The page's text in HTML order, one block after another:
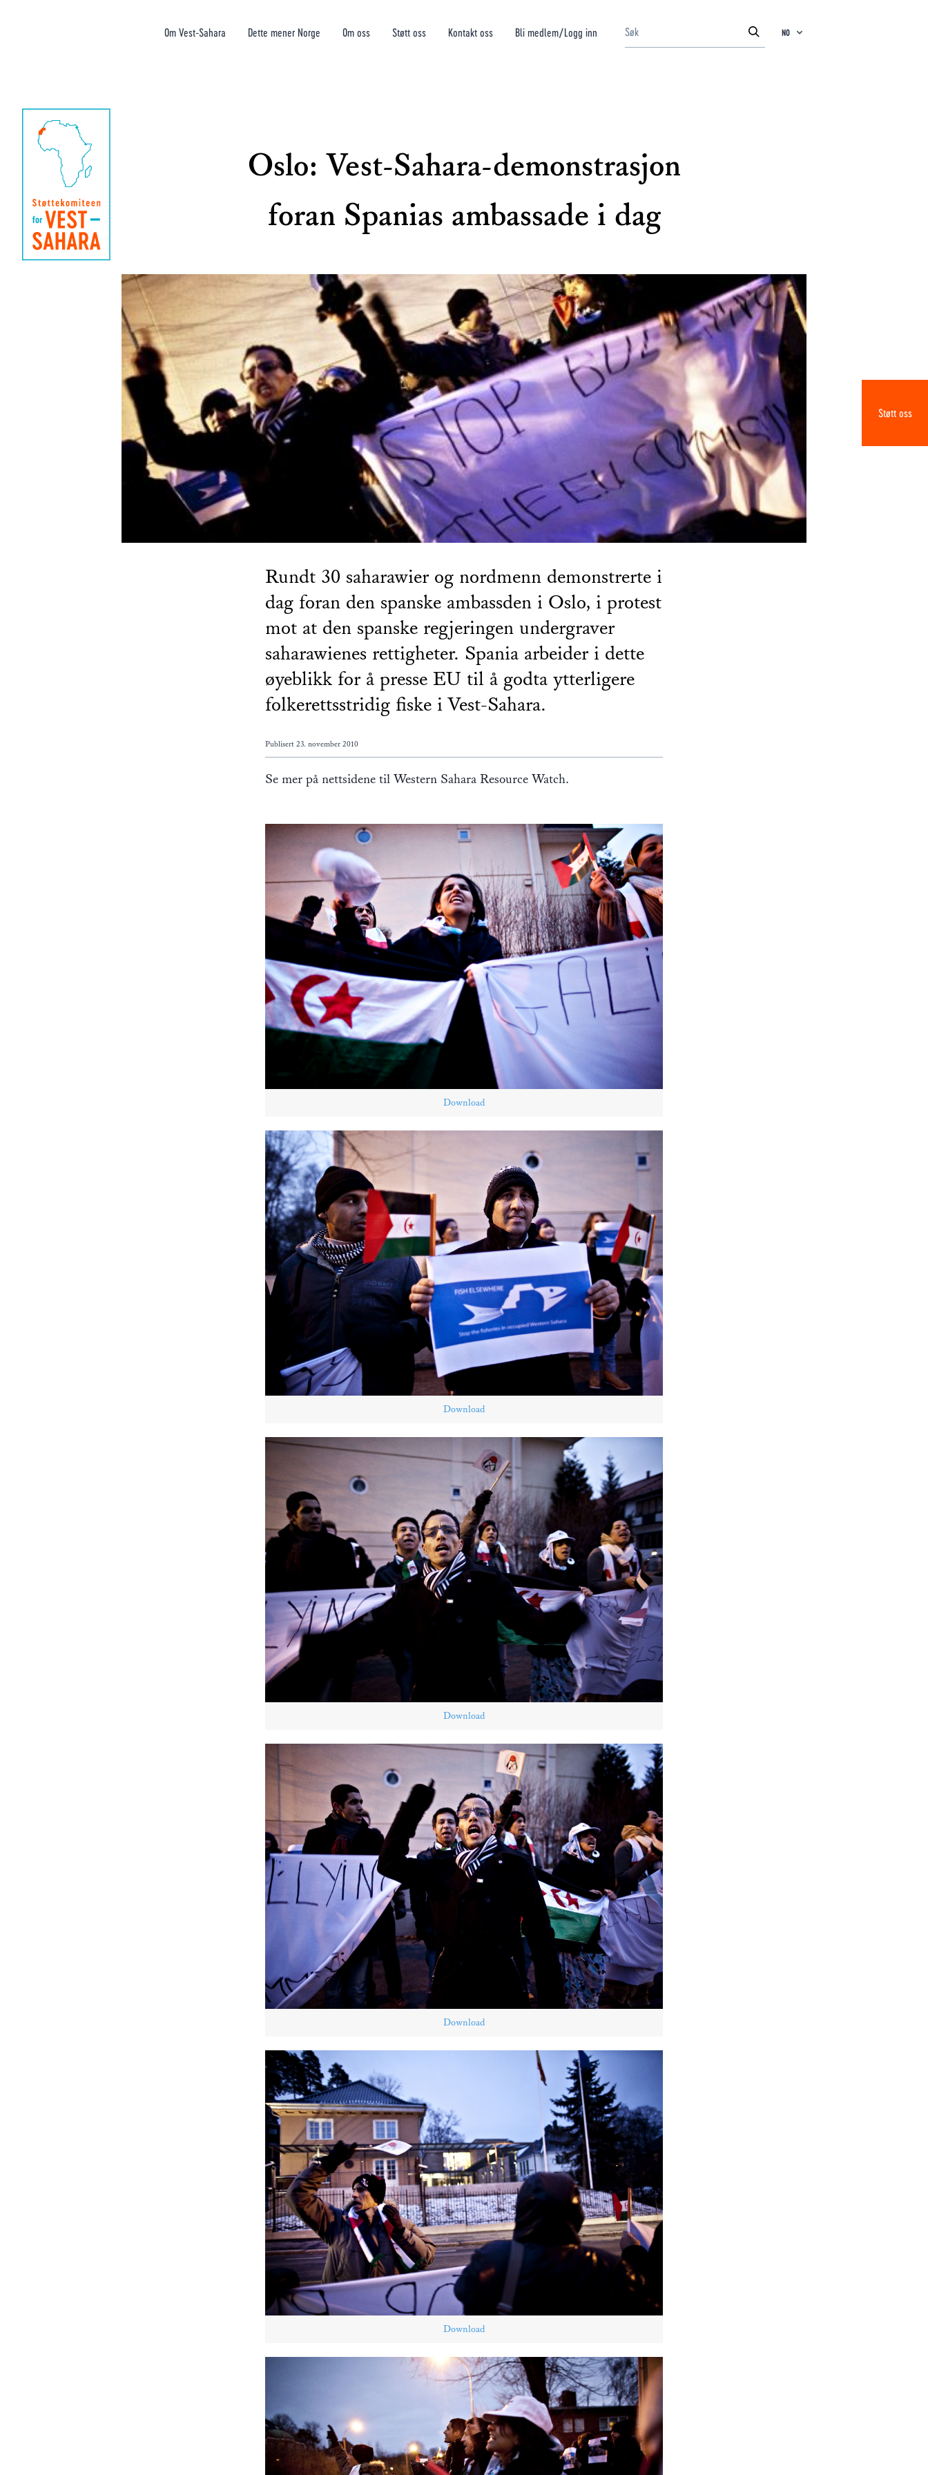
Støtt oss
Om Vest-Sahara Dette mener Norge Om oss Støtt oss Kontakt oss Bli medlem/Logg inn NO
Oslo: Vest-Sahara-demonstrasjon
foran Spanias ambassade i dag
Rundt 30 saharawier og nordmenn demonstrerte i
dag foran den spanske ambassden i Oslo, i protest
mot at den spanske regjeringen undergraver
saharawienes rettigheter. Spania arbeider i dette
øyeblikk for å presse EU til å godta ytterligere
folkerettsstridig fiske i Vest-Sahara.
Publisert 23. november 2010
Se mer på nettsidene til Western Sahara Resource Watch.
Download
Download
Download
Download
Download